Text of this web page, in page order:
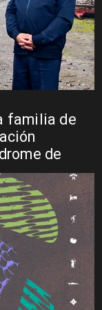
familia de
de